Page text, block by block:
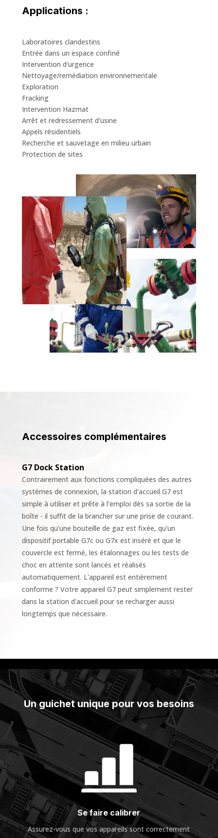
Applications :
Laboratoires clandestins
Entrée dans un espace confiné
Intervention d'urgence
Nettoyage/remédiation environnementale
Exploration
Fracking
Intervention Hazmat
Arrêt et redressement d'usine
Appels résidentiels
Recherche et sauvetage en milieu urbain
Protection de sites
Accessoires complémentaires
G7 Dock Station
Contrairement aux fonctions compliquées des autres
systèmes de connexion, la station d'accueil G7 est
simple à utiliser et prête à l'emploi dès sa sortie de la
boîte - il suffit de la brancher sur une prise de courant.
Une fois qu'une bouteille de gaz est fixée, qu'un
dispositif portable G7c ou G7x est inséré et que le
couvercle est fermé, les étalonnages ou les tests de
choc en attente sont lancés et réalisés
automatiquement. L'appareil est entièrement
conforme ? Votre appareil G7 peut simplement rester
dans la station d'accueil pour se recharger aussi
longtemps que nécessaire.
Un guichet unique pour vos besoins
Se faire calibrer
Assurez-vousque vos appareils sont correctement